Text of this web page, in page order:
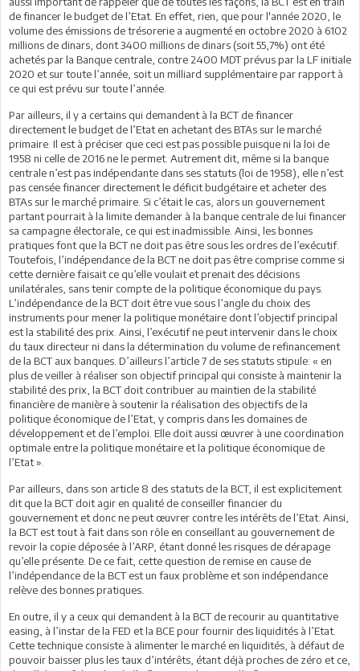
de financer le budget de l’Etat. En effet, rien, que pour l'année 2020, le
volume des émissions de trésorerie a augmenté en octobre 2020 à 6102
millions de dinars, dont 3400 millions de dinars (soit 55,7%) ont été
achetés par la Banque centrale, contre 2400 MDT prévus par la LF initiale
2020 et sur toute l’année, soit un milliard supplémentaire par rapport à
ce qui est prévu sur toute l’année.
Par ailleurs, il y a certains qui demandent à la BCT de financer
directement le budget de l’Etat en achetant des BTAs sur le marché
primaire. Il est à préciser que ceci est pas possible puisque ni la loi de
1958 ni celle de 2016 ne le permet. Autrement dit, même si la banque
centrale n’est pas indépendante dans ses statuts (loi de 1958), elle n’est
pas censée financer directement le déficit budgétaire et acheter des
BTAs sur le marché primaire. Si c’était le cas, alors un gouvernement
partant pourrait à la limite demander à la banque centrale de lui financer
sa campagne électorale, ce qui est inadmissible. Ainsi, les bonnes
pratiques font que la BCT ne doit pas être sous les ordres de l’exécutif.
Toutefois, l’indépendance de la BCT ne doit pas être comprise comme si
cette dernière faisait ce qu’elle voulait et prenait des décisions
unilatérales, sans tenir compte de la politique économique du pays.
L’indépendance de la BCT doit être vue sous l’angle du choix des
instruments pour mener la politique monétaire dont l’objectif principal
est la stabilité des prix. Ainsi, l’exécutif ne peut intervenir dans le choix
du taux directeur ni dans la détermination du volume de refinancement
de la BCT aux banques. D’ailleurs l’article 7 de ses statuts stipule: « en
plus de veiller à réaliser son objectif principal qui consiste à maintenir la
stabilité des prix, la BCT doit contribuer au maintien de la stabilité
financière de manière à soutenir la réalisation des objectifs de la
politique économique de l’Etat, y compris dans les domaines de
développement et de l’emploi. Elle doit aussi œuvrer à une coordination
optimale entre la politique monétaire et la politique économique de
l’Etat ».
Par ailleurs, dans son article 8 des statuts de la BCT, il est explicitement
dit que la BCT doit agir en qualité de conseiller financier du
gouvernement et donc ne peut œuvrer contre les intérêts de l’Etat. Ainsi,
la BCT est tout à fait dans son rôle en conseillant au gouvernement de
revoir la copie déposée à l’ARP, étant donné les risques de dérapage
qu’elle présente. De ce fait, cette question de remise en cause de
l’indépendance de la BCT est un faux problème et son indépendance
relève des bonnes pratiques.
En outre, il y a ceux qui demandent à la BCT de recourir au quantitative
easing, à l’instar de la FED et la BCE pour fournir des liquidités à l’Etat.
Cette technique consiste à alimenter le marché en liquidités, à défaut de
pouvoir baisser plus les taux d’intérêts, étant déjà proches de zéro et ce,